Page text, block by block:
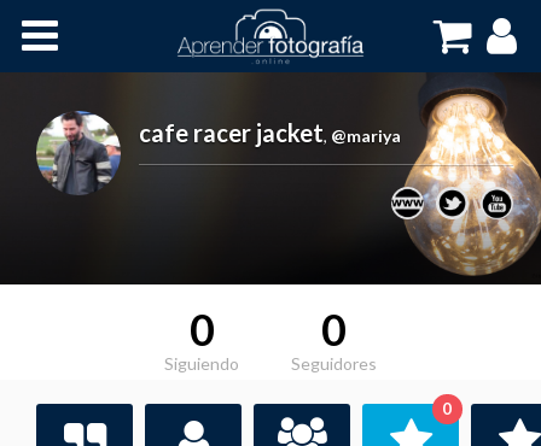
Cursos OnLine
cafe racer jacket, @mariya
0
Siguiendo
0
Seguidores
0